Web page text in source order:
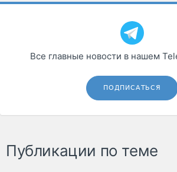
Все главные новости в нашем
ПОДПИСАТЬСЯ
Публикации по теме